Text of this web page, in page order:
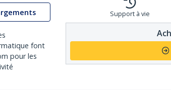
font
pour les
Support à vie